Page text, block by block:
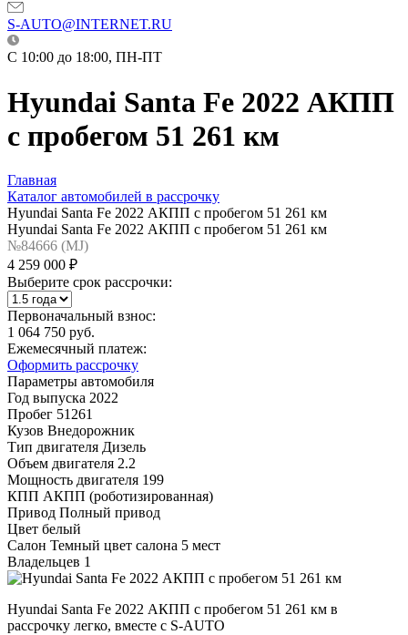
S-AUTO@INTERNET.RU
C 10:00 до 18:00, ПН-ПТ
Hyundai Santa Fe 2022 АКПП
с пробегом 51 261 км
Главная
Каталог автомобилей в рассрочку
Hyundai Santa Fe 2022 АКПП с пробегом 51 261 км
Hyundai Santa Fe 2022 АКПП с пробегом 51 261 км
№84666 (МJ)
4 259 000 ₽
Выберите срок рассрочки:
Первоначальный взнос:
1 064 750 руб.
Ежемесячный платеж:
Оформить рассрочку
Параметры автомобиля
Год выпуска 2022
Пробег 51261
Кузов Внедорожник
Тип двигателя Дизель
Объем двигателя 2.2
Мощность двигателя 199
КПП АКПП (роботизированная)
Привод Полный привод
Цвет белый
Салон Темный цвет салона 5 мест
Владельцев 1
Hyundai Santa Fe 2022 АКПП с пробегом 51 261 км в
рассрочку легко, вместе с S-AUTO